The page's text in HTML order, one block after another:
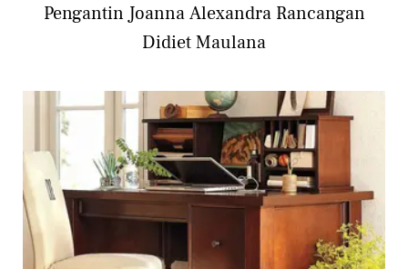
Pengantin Joanna Alexandra Rancangan
Didiet Maulana